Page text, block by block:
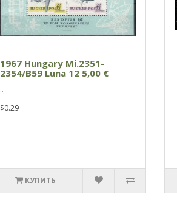
1967 Hungary Mi.2351-
2354/B59 Luna 12 5,00 €
..
$0.29
КУПИТЬ